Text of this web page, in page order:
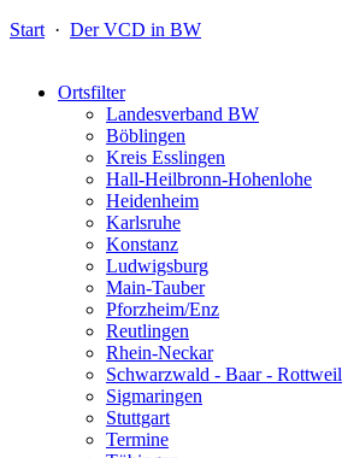
Start · Der VCD in BW
Ortsfilter
Landesverband BW
Böblingen
Kreis Esslingen
Hall-Heilbronn-Hohenlohe
Heidenheim
Karlsruhe
Konstanz
Ludwigsburg
Main-Tauber
Pforzheim/Enz
Reutlingen
Rhein-Neckar
Schwarzwald - Baar - Rottweil
Sigmaringen
Stuttgart
Termine